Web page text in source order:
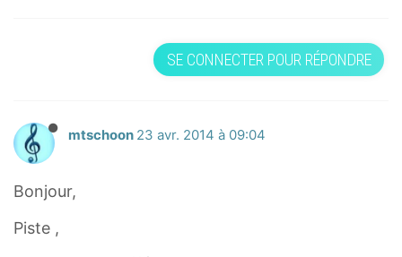
SE CONNECTER POUR RÉPONDRE
mtschoon 23 avr. 2014 à 09:04
Bonjour,
Piste ,